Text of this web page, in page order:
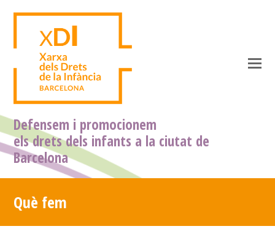
Defensem i promocionem
els drets dels infants a la ciutat de
Barcelona
Què fem